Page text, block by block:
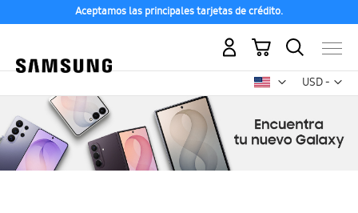
Aceptamos las principales tarjetas de crédito.
USD -
dólar
Mi carrito